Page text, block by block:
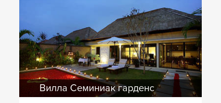
Вилла Семиниак гарденс